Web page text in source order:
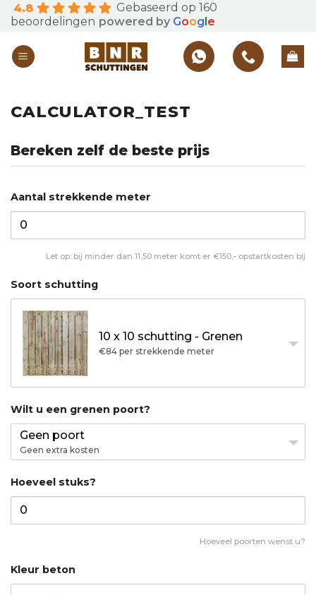
Skip
to
content
4.8
Gebaseerd op 160
beoordelingen powered by Goog e
CALCULATOR_TEST
Bereken zelf de beste prijs
Aantal strekkende meter
Let op: bij minder dan 11,50 meter komt er €150,- opstartkosten bij
Soort schutting
10 x 10 schutting - Grenen
€84 per strekkende meter
Wilt u een grenen poort?
Geen poort
Geen extra kosten
Hoeveel stuks?
Hoeveel poorten wenst u?
Kleur beton